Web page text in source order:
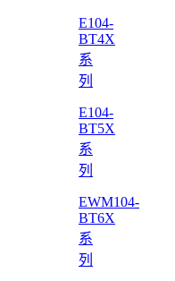
E104-
BT4X
系
列
E104-
BT5X
系
列
EWM104-
BT6X
系
列